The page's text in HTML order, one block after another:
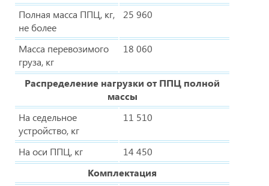
Полная масса ППЦ, кг,
не более
25 960
Масса перевозимого
груза, кг
18 060
Распределение нагрузки от ППЦ полной
массы
На седельное
устройство, кг
11 510
На оси ППЦ, кг
14 450
Комплектация